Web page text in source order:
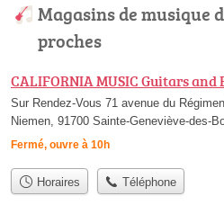
Magasins de musique
proches
CALIFORNIA MUSIC Guitars and
Sur Rendez-Vous 71 avenue du
Niemen, 91700 Sainte-Geneviève-des-
Fermé, ouvre à 10h
Horaires Téléphone